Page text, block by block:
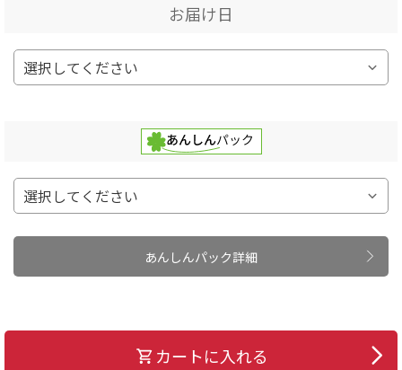
お届け日
あんしんパック詳細
カートに入れる